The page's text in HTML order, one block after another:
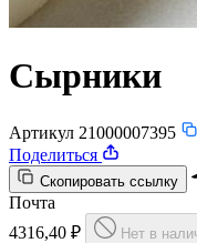
Сырники
Артикул 21000007395
Поделиться
Скопировать ссылку
Почта
4316,40 ₽
Нет в